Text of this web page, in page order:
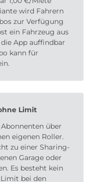
wird Fahrern
zur Verfügung
ein Fahrzeug aus
App auffindbar
kann für
Limit
über
eigenen Roller.
zu einer Sharing-
Garage oder
Es besteht kein
bei den